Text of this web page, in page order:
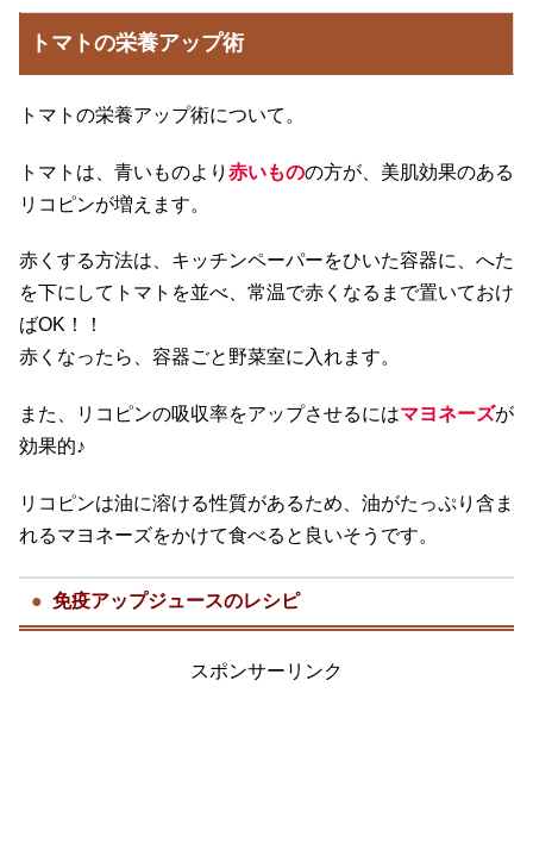
トマトの栄養アップ術
トマトの栄養アップ術について。
トマトは、青いものより 赤いものの方が、美肌効果のある
リコピンが増えます。
赤くする方法は、キッチンペーパーをひいた容器に、へた
を下にしてトマトを並べ、常温で赤くなるまで置いておけ
ばOK！！
赤くなったら、容器ごと野菜室に入れます。
また、リコピンの吸収率をアップさせるにはマヨネーズが
効果的♪
リコピンは油に溶ける性質があるため、油がたっぷり含ま
れるマヨネーズをかけて食べると良いそうです。
免疫アップジュースのレシピ
スポンサーリンク